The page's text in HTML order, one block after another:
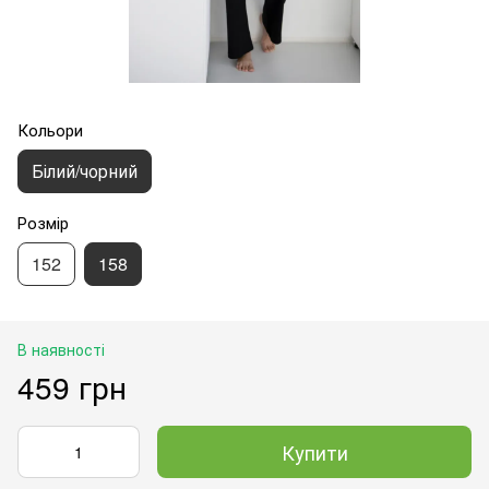
Кольори
Білий/чорний
Розмір
152 158
В наявності
459 грн
Купити